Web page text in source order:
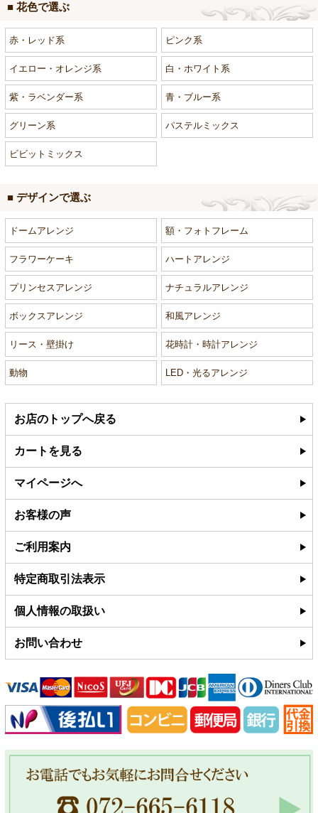
■ 花色で選ぶ
赤・レッド系 ピンク系
イエロー・オレンジ系 白・ホワイト系
紫・ラベンダー系 青・ブルー系
グリーン系 パステルミックス
ビビットミックス
■ デザインで選ぶ
ドームアレンジ 額・フォトフレーム
フラワーケーキ ハートアレンジ
プリンセスアレンジ ナチュラルアレンジ
ボックスアレンジ 和風アレンジ
リース・壁掛け 花時計・時計アレンジ
動物 LED・光るアレンジ
お店のトップへ戻る
カートを見る
マイページへ
お客様の声
ご利用案内
特定商取引法表示
個人情報の取扱い
お問い合わせ